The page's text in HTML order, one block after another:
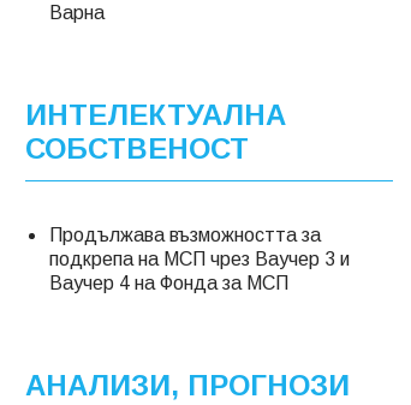
Варна
ИНТЕЛЕКТУАЛНА
СОБСТВЕНОСТ
Продължава възможността за
подкрепа на МСП чрез Ваучер 3 и
Ваучер 4 на Фонда за МСП
АНАЛИЗИ, ПРОГНОЗИ